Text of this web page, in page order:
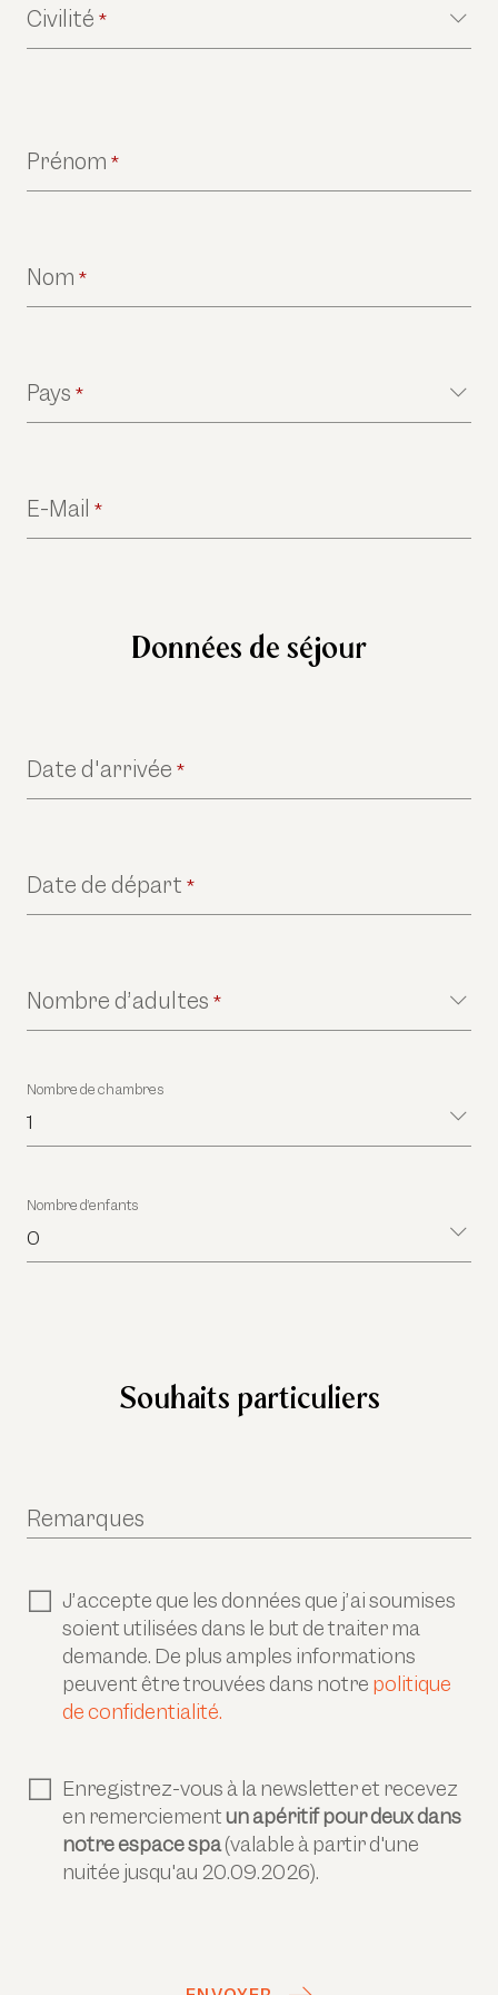
Civilité *
Prénom *
Nom *
Pays *
E-Mail *
Données de séjour
Date d'arrivée *
Date de départ *
Nombre d’adultes *
Nombre de chambres
1
Nombre d’enfants
0
Souhaits particuliers
Remarques
J’accepte que les données que j’ai soumises
soient utilisées dans le but de traiter ma
demande. De plus amples informations
peuvent être trouvées dans notre politique
de confidentialité.
Enregistrez-vous à la newsletter et recevez
en remerciementun apéritif pour deux dans
notre espace spa(valable à partir d'une
nuitée jusqu'au 20.09.2026).